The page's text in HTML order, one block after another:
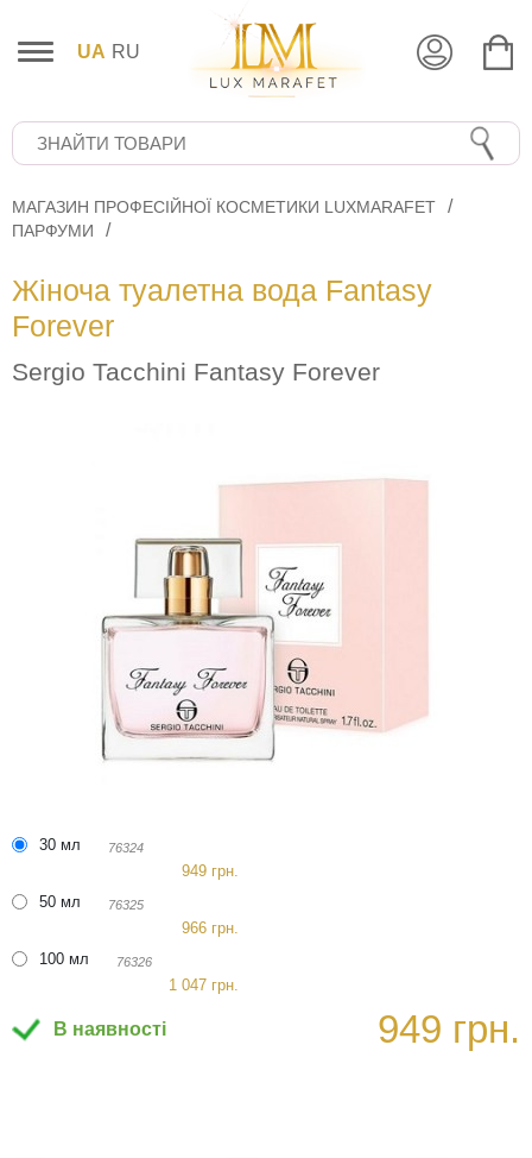
UA RU
МАГАЗИН ПРОФЕСІЙНОЇ КОСМЕТИКИ LUXMARAFET
ПАРФУМИ
Жіноча туалетна вода Fantasy
Forever
Sergio Tacchini Fantasy Forever
30 мл 76324
949 грн.
50 мл
76325
966 грн.
100 мл
76326
1 047 грн.
В наявності 949 грн.